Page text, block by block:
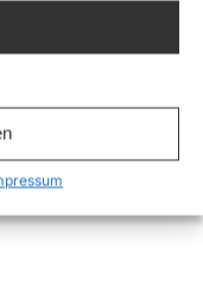
auf dem
und
die wir
Dropbox-Link